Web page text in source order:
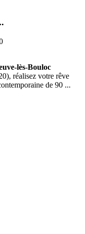
lès-Bouloc
réalisez votre rêve
de 90 ...